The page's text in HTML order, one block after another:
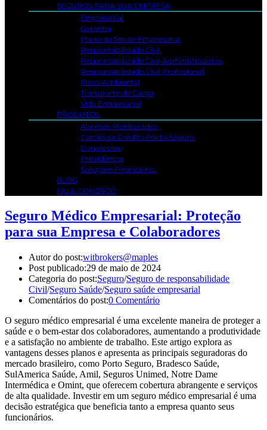
SEGUROS PARA SUA EMPRESA
Empresarial
Garantia
Plano de Saúde Empresarial
Responsabilidade Civil
Responsabilidade Civil Administradores
Responsabilidade Civil Profissional
Risco Ambiental
Transporte de Carga
Vida Empresarial
PRODUTOS
Alarmes Monitorados
Cartão de Crédito Porto Seguro
Consórcios
Previdência
Soluções Financeiras
BLOG
FALE CONOSCO
Seguro Médico Empresarial: Proteção
para sua Empresa e Colaboradores
Autor do post:witbrokers@maples
Post publicado:29 de maio de 2024
Categoria do post:Seguro/Seguro de responsabilidade
Civil/Seguro Saúde/Seguro saúde empresarial
Comentários do post:0 Comentário
O seguro médico empresarial é uma excelente maneira de proteger a
saúde e o bem-estar dos colaboradores, aumentando a produtividade
e a satisfação no ambiente de trabalho. Este artigo explora as
vantagens desses planos e apresenta as principais seguradoras do
mercado brasileiro, como Porto Seguro, Bradesco Saúde,
SulAmerica Saúde, Amil, Seguros Unimed, Notre Dame
Intermédica e Omint, que oferecem cobertura abrangente e serviços
de alta qualidade. Investir em um seguro médico empresarial é uma
decisão estratégica que beneficia tanto a empresa quanto seus
funcionários.